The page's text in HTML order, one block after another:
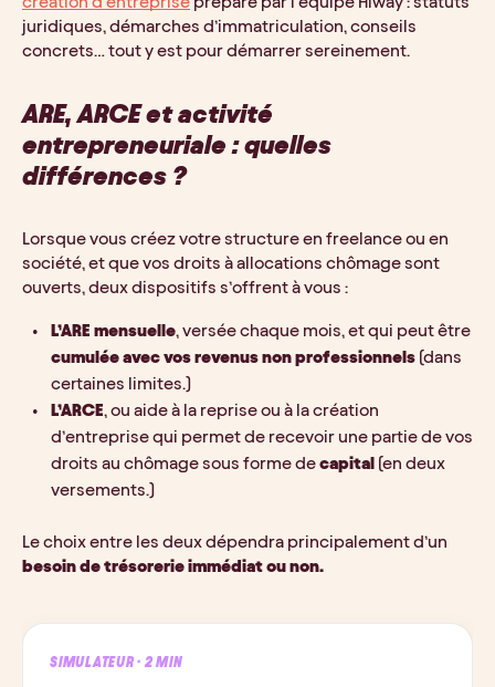
juridiques, démarches d’immatriculation, conseils
concrets… tout y est pour démarrer sereinement.
ARE, ARCE et activité
entrepreneuriale : quelles
différences ?
Lorsque vous créez votre structure en freelance ou en
société, et que vos droits à allocations chômage sont
ouverts, deux dispositifs s’offrent à vous :
L’ARE mensuelle
cumulée avec vos revenus non professionnels (dans
certaines limites.)
L’ARCE, ou aide à la reprise ou à la création
d’entreprise qui permet de recevoir une partie de vos
droits au chômage sous forme de capital (en deux
versements.)
besoin de trésorerie immédiat ou non.
SIMULATEUR · 2 MIN